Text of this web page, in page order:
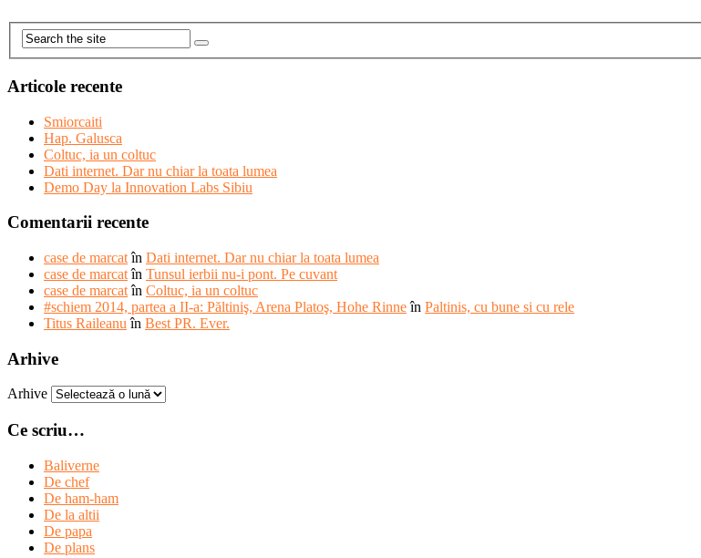
Articole recente
Smiorcaiti
Hap. Galusca
Coltuc, ia un coltuc
Dati internet. Dar nu chiar la toata lumea
Demo Day la Innovation Labs Sibiu
Comentarii recente
case de marcatîn Dati internet. Dar nu chiar la toata lumea
case de marcatîn Tunsul ierbii nu-i pont. Pe cuvant
case de marcatîn Coltuc, ia un coltuc
#schiem 2014, partea a II-a: Păltiniş, Arena Platoş, Hohe Rinneîn Paltinis, cu bune si cu rele
Titus Raileanu în Best PR. Ever.
Arhive
Arhive
Ce scriu…
Baliverne
De chef
De ham-ham
De la altii
De papa
De plans